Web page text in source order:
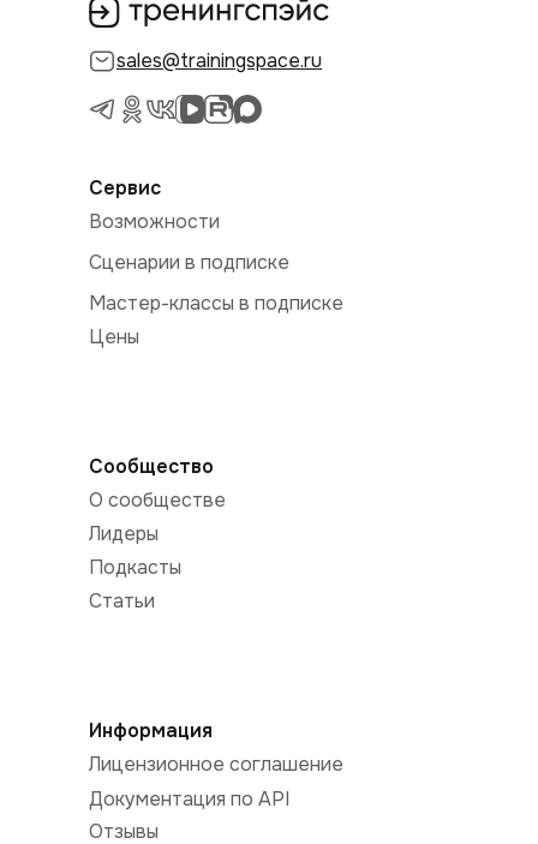
sales@trainingspace.ru
Сообщество
О сообществе
Лидеры
Подкасты
Статьи
Информация
Лицензионное соглашение
Документация по API
Отзывы
Сервис
Возможности
Сценарии в подписке
Мастер-классы в подписке
Цены